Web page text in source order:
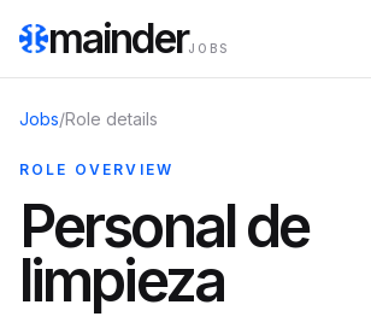
mainderJOBS
Jobs/Role details
ROLE OVERVIEW
Personal de
limpieza